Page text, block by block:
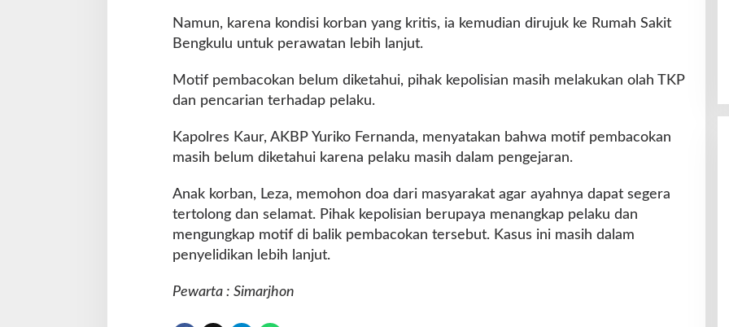
Namun, karena kondisi korban yang kritis, ia kemudian dirujuk ke Rumah Sakit
Bengkulu untuk perawatan lebih lanjut.
Motif pembacokan belum diketahui, pihak kepolisian masih melakukan olah TKP
dan pencarian terhadap pelaku.
Kapolres Kaur, AKBP Yuriko Fernanda, menyatakan bahwa motif pembacokan
masih belum diketahui karena pelaku masih dalam pengejaran.
Anak korban, Leza, memohon doa dari masyarakat agar ayahnya dapat segera
tertolong dan selamat. Pihak kepolisian berupaya menangkap pelaku dan
mengungkap motif di balik pembacokan tersebut. Kasus ini masih dalam
penyelidikan lebih lanjut.
Pewarta : Simarjhon